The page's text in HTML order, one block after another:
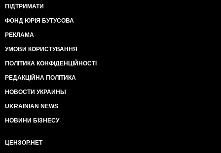
ПІДТРИМАТИ
ФОНД ЮРІЯ БУТУСОВА
РЕКЛАМА
УМОВИ КОРИСТУВАННЯ
ПОЛІТИКА КОНФІДЕНЦІЙНОСТІ
РЕДАКЦІЙНА ПОЛІТИКА
НОВОСТИ УКРАИНЫ
UKRAINIAN NEWS
НОВИНИ БІЗНЕСУ
ЦЕНЗОР.НЕТ